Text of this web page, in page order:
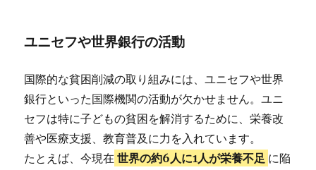
ユニセフや世界銀行の活動
国際的な貧困削減の取り組みには、ユニセフや世界
銀行といった国際機関の活動が欠かせません。ユニ
セフは特に子どもの貧困を解消するために、栄養改
善や医療支援、教育普及に力を入れています。
たとえば、今現在 世界の約6人に1人が栄養不足 に陥